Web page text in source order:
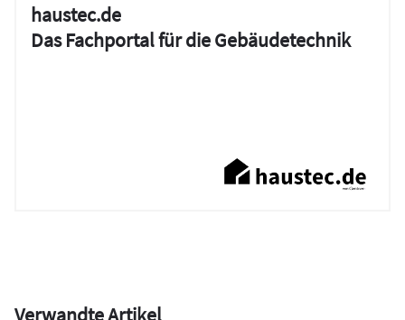
haustec.de
Das Fachportal für die Gebäudetechnik
Verwandte Artikel